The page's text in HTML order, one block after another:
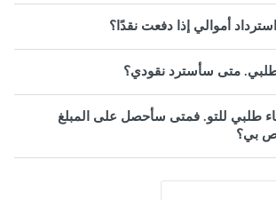
أموالي إذا دفعت نقدًا؟
متى سأسترد نقودي؟
طلبي للتو. فمتى سأحصل على المبلغ
بي؟